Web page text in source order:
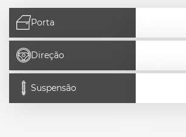
Porta
Direção
Suspensão